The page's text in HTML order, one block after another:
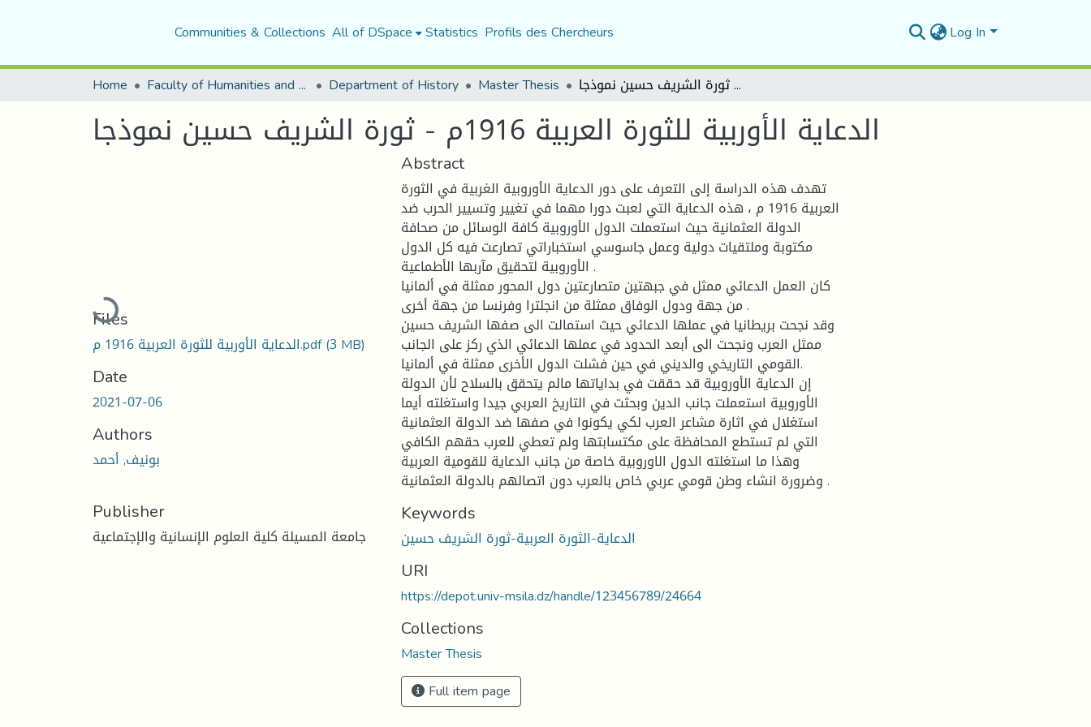
Communities & Collections All of DSpace Statistics Profils des Chercheurs Log In
Home Faculty of Humanities and Social Sciences Department of History Master Thesis الدعاية الأوربية للثورة العربية 1916م - ثورة الشريف حسين نموذجا
الدعاية الأوربية للثورة العربية 1916م - ثورة الشريف حسين نموذجا
Loading...
Files
الدعاية الأوربية للثورة العربية 1916 م.pdf(3 MB)
Date
2021-07-06
Authors
بونيف, أحمد
Publisher
جامعة المسيلة كلية العلوم الإنسانية والإجتماعية
Abstract
تهدف هذه الدراسة إلى التعرف على دور الدعاية الأوروبية الغربية في الثورة
العربية 1916 م ، هذه الدعاية التي لعبت دورا مهما في تغيير وتسيير الحرب ضد
الدولة العثمانية حيث استعملت الدول الأوروبية كافة الوسائل من صحافة
مكتوبة وملتقيات دولية وعمل جاسوسي استخباراتي تصارعت فيه كل الدول
الأوروبية لتحقيق مآربها الأطماعية .
كان العمل الدعائي ممثل في جبهتين متصارعتين دول المحور ممثلة في ألمانيا
من جهة ودول الوفاق ممثلة من انجلترا وفرنسا من جهة أخرى .
وقد نجحت بريطانيا في عملها الدعائي حيث استمالت الى صفها الشريف حسين
ممثل العرب ونجحت الى أبعد الحدود في عملها الدعائي الذي ركز على الجانب
القومي التاريخي والديني في حين فشلت الدول الأخرى ممثلة في ألمانيا.
إن الدعاية الأوروبية قد حققت في بداياتها مالم يتحقق بالسلاح لأن الدولة
الأوروبية استعملت جانب الدين وبحثت في التاريخ العربي جيدا واستغلته أيما
استغلال في اثارة مشاعر العرب لكي يكونوا في صفها ضد الدولة العثمانية
التي لم تستطع المحافظة على مكتسابتها ولم تعطي للعرب حقهم الكافي
وهذا ما استغلته الدول الاوروبية خاصة من جانب الدعاية للقومية العربية
وضرورة انشاء وطن قومي عربي خاص بالعرب دون اتصالهم بالدولة العثمانية .
Keywords
الدعاية-الثورة العربية-ثورة الشريف حسين
URI
https://depot.univ-msila.dz/handle/123456789/24664
Collections
Master Thesis
Full item page